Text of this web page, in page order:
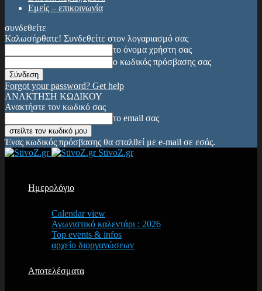
Εμείς – επικοινωνία
συνδεθείτε
Καλωσήρθατε! Συνδεθείτε στον λογαριασμό σας
το όνομα χρήστη σας
ο κωδικός πρόσβασης σας
Forgot your password? Get help
ΑΝΑΚΤΗΣΗ ΚΩΔΙΚΟΥ
Ανακτήστε τον κωδικό σας
το email σας
Ένας κωδικός πρόσβασης θα σταλθεί με e-mail σε εσάς.
StivoZ.gr
Ημερολόγιο
Calendar view
Αγωνιστικό καλεντάρι : 2026
Top events & infos
αρχείο διοργανώσεων
Αποτελέσματα